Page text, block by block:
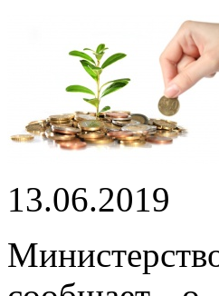
13.06.2019